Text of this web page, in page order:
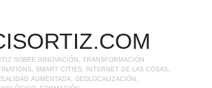
SOBRE INNOVACIÓN, TRANSFORMACIÓN
SMART CITIES, INTERNET DE LAS COSAS,
AUMENTADA, GEOLOCALIZACIÓN,